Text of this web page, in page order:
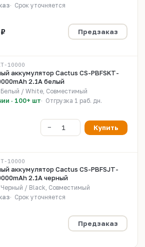
Срок уточняется
Предзаказ
10000
аккумулятор Cactus CS-PBFSKT-
2.1A белый
Белый / White, Совместимый
· 100+ шт
Отгрузка 1 раб. дн.
Купить
10000
аккумулятор Cactus CS-PBFSJT-
2.1A черный
Черный / Black, Совместимый
Срок уточняется
Предзаказ